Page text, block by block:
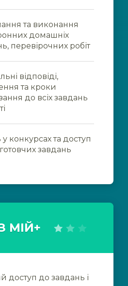
та виконання
домашніх
перевірочних робіт
відповіді,
та кроки
до всіх завдань
у конкурсах та доступ
завдань
МІЙ+
доступ до завдань і